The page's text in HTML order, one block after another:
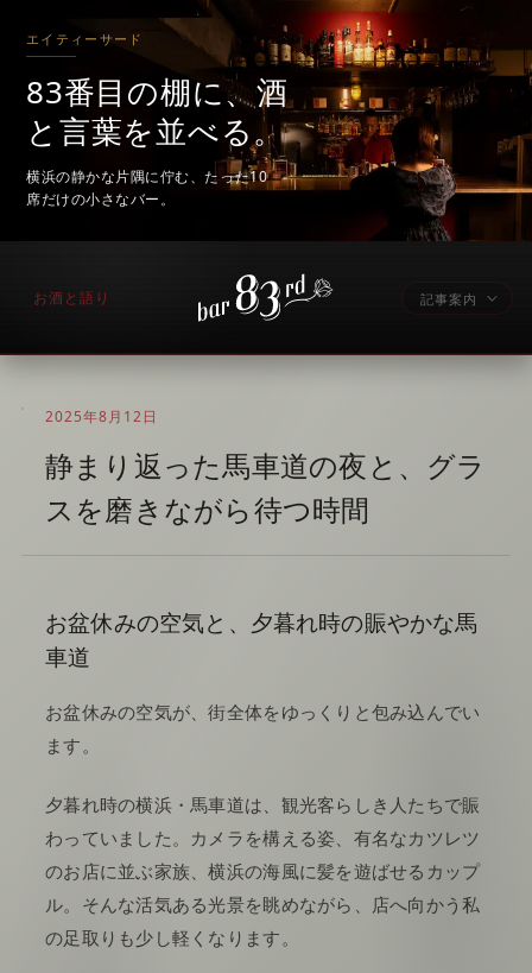
エイティーサード
83番目の棚に、酒
と言葉を並べる。
横浜の静かな片隅に佇む、たった10
席だけの小さなバー。
2025年8月12日
静まり返った馬車道の夜と、グラ
スを磨きながら待つ時間
お盆休みの空気と、夕暮れ時の賑やかな馬
車道
お盆休みの空気が、街全体をゆっくりと包み込んでい
ます。
夕暮れ時の横浜・馬車道は、観光客らしき人たちで賑
わっていました。カメラを構える姿、有名なカツレツ
のお店に並ぶ家族、横浜の海風に髪を遊ばせるカップ
ル。そんな活気ある光景を眺めながら、店へ向かう私
の足取りも少し軽くなります。
お酒と語り 記事案内